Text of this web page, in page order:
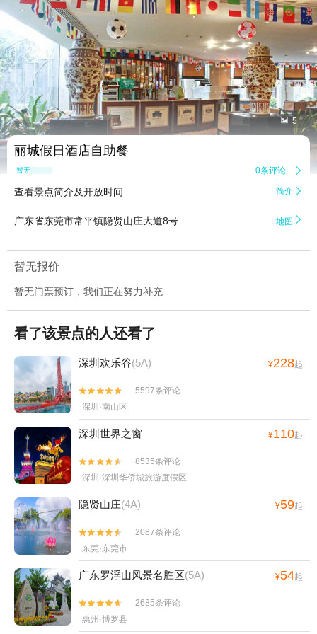
 5
丽城假日酒店自助餐
暂无点评 0条评论 
查看景点简介及开放时间 简介 
广东省东莞市常平镇隐贤山庄大道8号 地图 
暂无报价
暂无门票预订，我们正在努力补充
看了该景点的人还看了
深圳欢乐谷(5A) ¥228起


5597条评论
深圳·南山区
深圳世界之窗 ¥110起


8535条评论
深圳·深圳华侨城旅游度假区
隐贤山庄(4A) ¥59起


2087条评论
东莞·东莞市
广东罗浮山风景名胜区(5A) ¥54起


2685条评论
惠州·博罗县
